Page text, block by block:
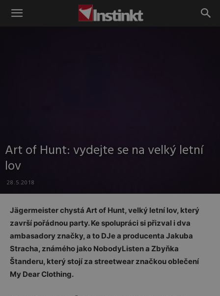
Instinkt
Art of Hunt: vydejte se na velký letní
lov
28.5.2018
Jägermeister chystá Art of Hunt, velký letní lov, který
završí pořádnou party. Ke spolupráci si přizval i dva
ambasadory značky, a to DJe a producenta Jakuba
Stracha, známého jako NobodyListen a Zbyňka
Štanderu, který stojí za streetwear značkou oblečení
My Dear Clothing.